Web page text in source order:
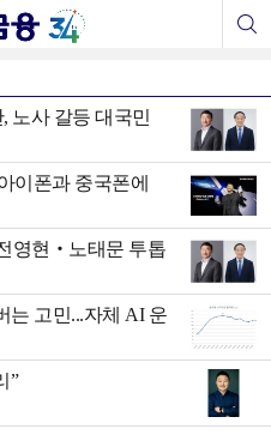
노사 갈등 대국민
이폰과 중국폰에
영현‧노태문 투톱
는 고민...자체 AI 운
”